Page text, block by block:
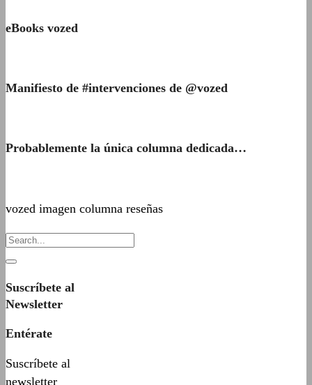
eBooks vozed
Manifiesto de #intervenciones de @vozed
Probablemente la única columna dedicada…
vozed imagen columna reseñas
Suscríbete al
Newsletter
Entérate
Suscríbete al
newsletter